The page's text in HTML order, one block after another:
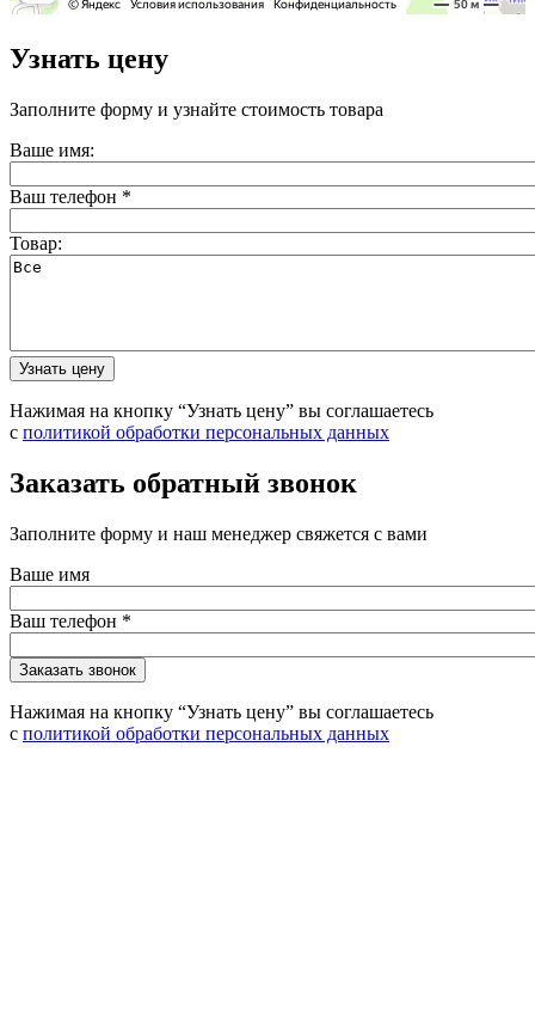
Узнать цену
Заполните форму и узнайте стоимость товара
Ваше имя:
Ваш телефон *
Товар:
Нажимая на кнопку “Узнать цену” вы соглашаетесь
с политикой обработки персональных данных
Заказать обратный звонок
Заполните форму и наш менеджер свяжется с вами
Ваше имя
Ваш телефон *
Нажимая на кнопку “Узнать цену” вы соглашаетесь
с политикой обработки персональных данных